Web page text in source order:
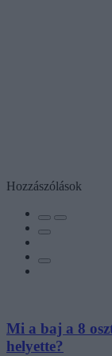
Hozzászólások
Mi a baj a 8
helyette?